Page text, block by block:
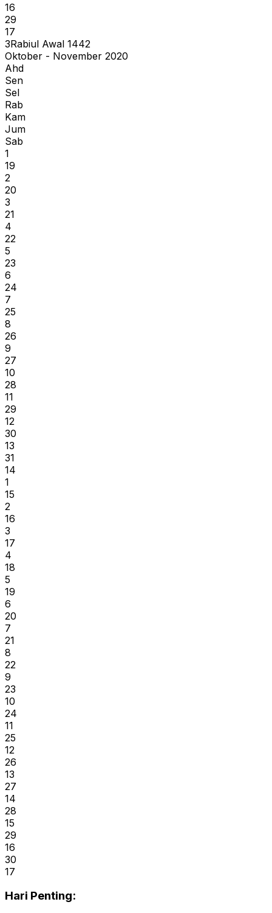
16
29
17
3Rabiul Awal 1442
Oktober - November 2020
Ahd
Sen
Sel
Rab
Kam
Jum
Sab
1
19
2
20
3
21
4
22
5
23
6
24
7
25
8
26
9
27
10
28
11
29
12
30
13
31
14
1
15
2
16
3
17
4
18
5
19
6
20
7
21
8
22
9
23
10
24
11
25
12
26
13
27
14
28
15
29
16
30
17
Hari Penting: